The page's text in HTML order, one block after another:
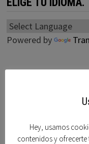
Powered by
Hey, usamos
contenidos y ofrecerte